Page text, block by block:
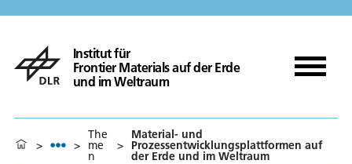
Institut für
Frontier Materials auf der Erde
und im Weltraum
> >
The
me
n
>
Material- und
Prozessentwicklungsplattformen auf
der Erde und im Weltraum